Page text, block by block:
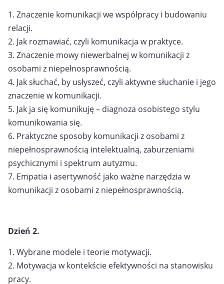
1. Znaczenie komunikacji we współpracy i budowaniu
relacji.
2. Jak rozmawiać, czyli komunikacja w praktyce.
3. Znaczenie mowy niewerbalnej w komunikacji z
osobami z niepełnosprawnością.
4. Jak słuchać, by usłyszeć, czyli aktywne słuchanie i jego
znaczenie w komunikacji.
5. Jak ja się komunikuję – diagnoza osobistego stylu
komunikowania się.
6. Praktyczne sposoby komunikacji z osobami z
niepełnosprawnością intelektualną, zaburzeniami
psychicznymi i spektrum autyzmu.
7. Empatia i asertywność jako ważne narzędzia w
komunikacji z osobami z niepełnosprawnością.
Dzień 2.
1. Wybrane modele i teorie motywacji.
2. Motywacja w kontekście efektywności na stanowisku
pracy.